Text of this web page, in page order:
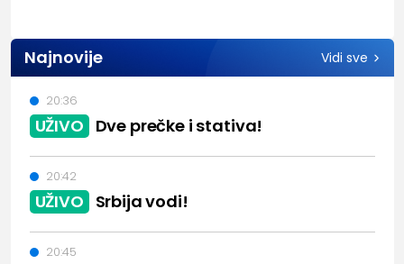
Najnovije Vidi sve
UŽIVO Dve prečke i stativa!
20:36
UŽIVO Srbija vodi!
20:42
20:45